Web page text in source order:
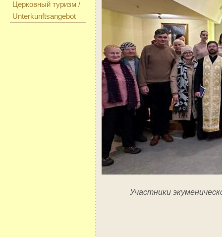
Церковный туризм /
Unterkunftsangebot
Участники